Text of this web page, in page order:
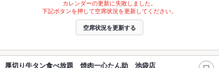
カレンダーの更新に失敗しました。
下記ボタンを押して空席状況を更新してください。
空席状況を更新する
厚切り牛タン食べ放題 焼肉一心たん助 池袋店